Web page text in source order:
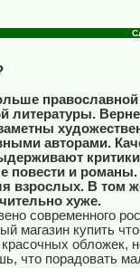
литературы.
авторами.
повести и романы.
взрослых. В том
хуже.
современного
магазин купить
обложек,
что порадовать